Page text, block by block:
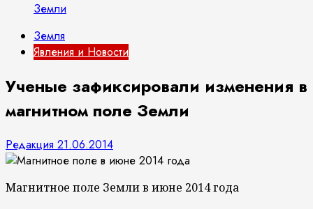
Земли
Земля
Явления и Новости
Ученые зафиксировали изменения в
магнитном поле Земли
Редакция 21.06.2014
Магнитное поле Земли в июне 2014 года